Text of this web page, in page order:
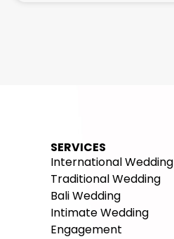
SERVICES
International Wedding
Traditional Wedding
Bali Wedding
Intimate Wedding
Engagement